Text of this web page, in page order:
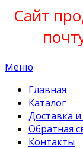
Сайт
Меню
Главная
Каталог
Доставка
Обратная
Контакты